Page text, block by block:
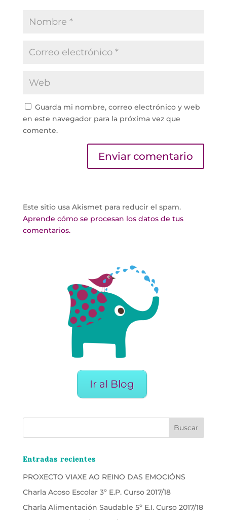
Guarda mi nombre, correo electrónico y web
en este navegador para la próxima vez que
comente.
Este sitio usa Akismet para reducir el spam.
Aprende cómo se procesan los datos de tus
comentarios.
Ir al Blog
Entradas recientes
PROXECTO VIAXE AO REINO DAS EMOCIÓNS
Charla Acoso Escolar 3º E.P. Curso 2017/18
Charla Alimentación Saudable 5º E.I. Curso 2017/18